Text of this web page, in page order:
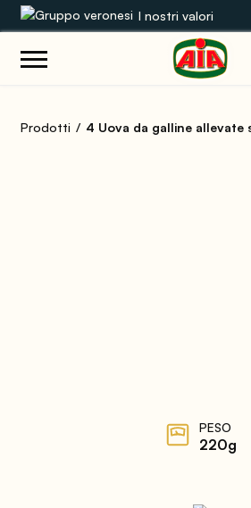
I nostri valori
Ricette
Prodotti 4 Uova da galline allevate
PESO
220g